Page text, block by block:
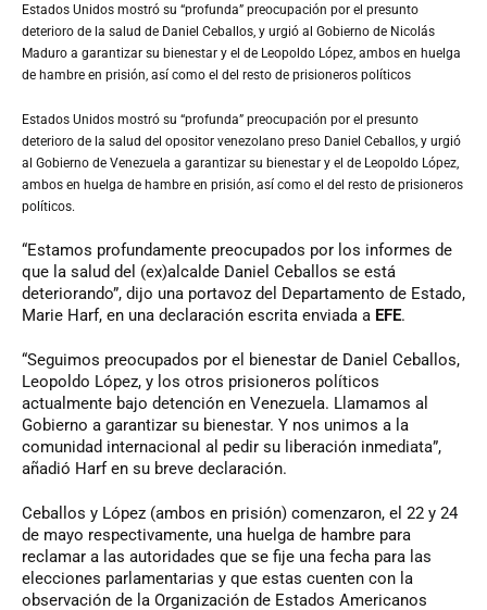
Estados Unidos mostró su “profunda” preocupación por el presunto
deterioro de la salud de Daniel Ceballos, y urgió al Gobierno de Nicolás
Maduro a garantizar su bienestar y el de Leopoldo López, ambos en huelga
de hambre en prisión, así como el del resto de prisioneros políticos
Estados Unidos mostró su “profunda” preocupación por el presunto
deterioro de la salud del opositor venezolano preso Daniel Ceballos, y urgió
al Gobierno de Venezuela a garantizar su bienestar y el de Leopoldo López,
ambos en huelga de hambre en prisión, así como el del resto de prisioneros
políticos.
“Estamos profundamente preocupados por los informes de
que la salud del (ex)alcalde Daniel Ceballos se está
deteriorando”, dijo una portavoz del Departamento de Estado,
Marie Harf, en una declaración escrita enviada a EFE.
“Seguimos preocupados por el bienestar de Daniel Ceballos,
Leopoldo López, y los otros prisioneros políticos
actualmente bajo detención en Venezuela. Llamamos al
Gobierno a garantizar su bienestar. Y nos unimos a la
comunidad internacional al pedir su liberación inmediata”,
añadió Harf en su breve declaración.
Ceballos y López (ambos en prisión) comenzaron, el 22 y 24
de mayo respectivamente, una huelga de hambre para
reclamar a las autoridades que se fije una fecha para las
elecciones parlamentarias y que estas cuenten con la
observación de la Organización de Estados Americanos